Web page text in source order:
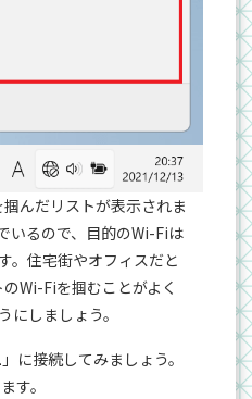
んだリストが表示されま
いるので、目的のWi-Fiは
。住宅街やオフィスだと
Wi-Fiを掴むことがよく
にしましょう。
」に接続してみましょう。
す。